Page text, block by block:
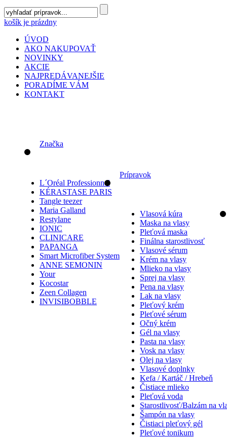
košík je prázdny
ÚVOD
AKO NAKUPOVAŤ
NOVINKY
AKCIE
NAJPREDÁVANEJŠIE
PORADÍME VÁM
KONTAKT
Značka
L´Oréal Professionnel
KÉRASTASE PARIS
Tangle teezer
Maria Galland
Restylane
IONIC
CLINICARE
PAPANGA
Smart Microfiber System
ANNE SEMONIN
Your
Kocostar
Zeen Collagen
INVISIBOBBLE
Prípravok
Vlasová kúra
Maska na vlasy
Pleťová maska
Finálna starostlivosť
Vlasové sérum
Krém na vlasy
Mlieko na vlasy
Sprej na vlasy
Pena na vlasy
Lak na vlasy
Pleťový krém
Pleťové sérum
Očný krém
Gél na vlasy
Pasta na vlasy
Vosk na vlasy
Olej na vlasy
Vlasové doplnky
Kefa / Kartáč / Hrebeň
Čistiace mlieko
Pleťová voda
Starostlivosť/Balzám na
Šampón na vlasy
Čistiaci pleťový gél
Pleťové tonikum